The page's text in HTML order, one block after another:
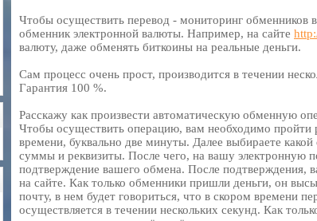
Чтобы осуществить перевод - мониторинг обменников
обменник электронной валюты. Например, на сайте
валюту, даже обменять биткоины на реальные деньги.
Сам процесс очень прост, производится в течении
Гарантия 100 %.
Расскажу как произвести автоматическую обменную
Чтобы осуществить операцию, вам необходимо пройти
времени, буквально две минуты. Далее выбираете
суммы и реквизиты. После чего, на вашу электронную
подтверждение вашего обмена. После подтверждения,
на сайте. Как только обменники пришли деньги, он
почту, в нем будет говориться, что в скором времени
осуществляется в течении нескольких секунд. Как